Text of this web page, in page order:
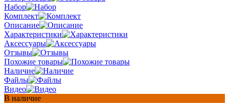
Набор
Комплект
Описание
Характеристики
Аксессуары
Отзывы
Похожие товары
Наличие
Файлы
Видео
В наличие